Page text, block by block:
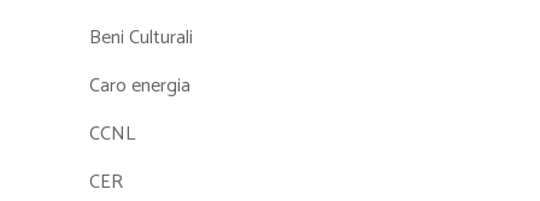
Beni Culturali
Caro energia
CCNL
CER